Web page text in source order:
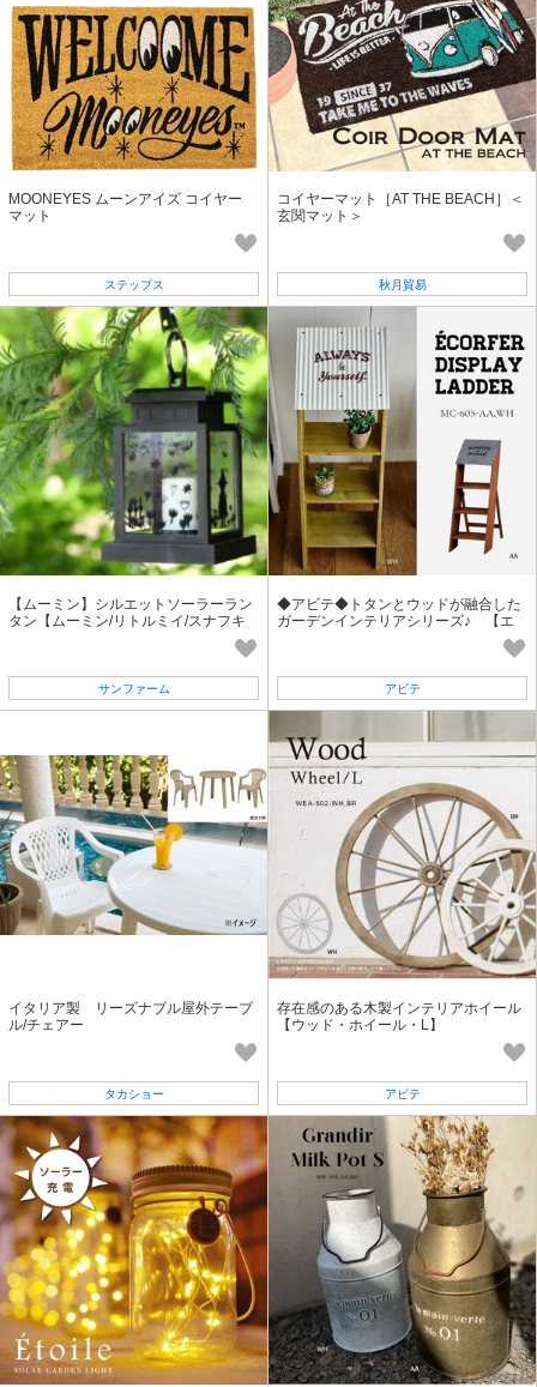
MOONEYES ムーンアイズ コイヤー
マット
ステップス
コイヤーマット［AT THE BEACH］＜
玄関マット＞
秋月貿易
【ムーミン】シルエットソーラーラン
タン【ムーミン/リトルミイ/スナフキ
ン】園芸・ガーデニング用品 LED
サンファーム
◆アビテ◆トタンとウッドが融合した
ガーデンインテリアシリーズ♪ 【エ
コルフェ・ディスプレイ・ラダー】
アビテ
イタリア製 リーズナブル屋外テーブ
ル/チェアー
タカショー
存在感のある木製インテリアホイール
【ウッド・ホイール・L】
アビテ